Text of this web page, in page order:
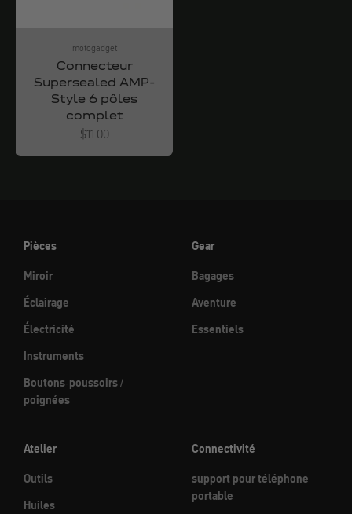
motogadget
Connecteur
Supersealed AMP-
Style 6 pôles
complet
Angebot
$11.00
Pièces
Miroir
Éclairage
Électricité
Instruments
Boutons-poussoirs /
poignées
Gear
Bagages
Aventure
Essentiels
Atelier
Outils
Huiles
Connectivité
support pour téléphone
portable